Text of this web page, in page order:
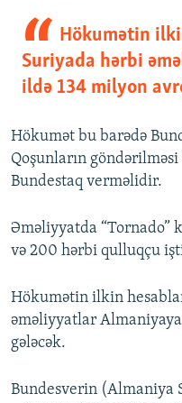
Hökumətin
Suriyada hərbi
ildə 134 milyon
Hökumət bu barədə
Qoşunların
Bundestaq verməlidir.
Əməliyyatda “Tornado”
və 200 hərbi qulluqçu
Hökumətin ilkin
əməliyyatlar
gələcək.
Bundesverin (Almaniya